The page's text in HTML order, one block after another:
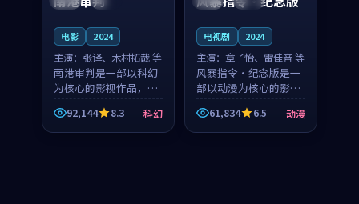
电影 2024
主演： 张译、木村拓哉 等
南港审判是一部以科幻
为核心的影视作品，围
绕危机、反转与人物成
长展开，整体节奏紧
凑，值得推荐观看。
92,144 8.3 科幻
电视剧 2024
主演： 章子怡、雷佳音 等
风暴指令·纪念版是一
部以动漫为核心的影视
作品，围绕危机、反转
与人物成长展开，整体
节奏紧凑，值得推荐观
61,834 6.5 动漫